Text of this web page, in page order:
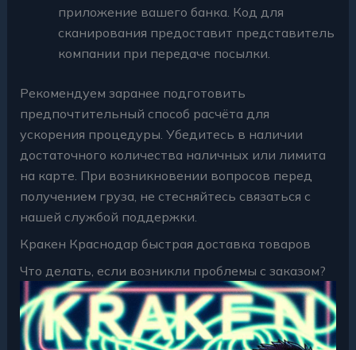
приложение вашего банка. Код для
сканирования предоставит представитель
компании при передаче посылки.
Рекомендуем заранее подготовить
предпочтительный способ расчёта для
ускорения процедуры. Убедитесь в наличии
достаточного количества наличных или лимита
на карте. При возникновении вопросов перед
получением груза, не стесняйтесь связаться с
нашей службой поддержки.
Кракен Краснодар быстрая доставка товаров
Что делать, если возникли проблемы с заказом?